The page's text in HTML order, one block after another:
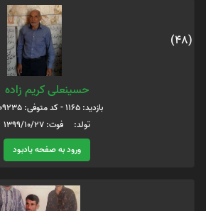
(48)
حسینعلی کریم زاده
بازدید: 1165 - کد متوفی: 6109235
تولد: فوت: 1399/10/27
ورود به صفحه یادبود